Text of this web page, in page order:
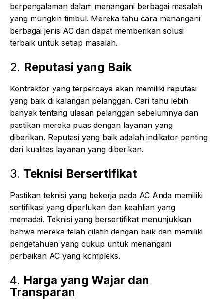
berpengalaman dalam menangani berbagai masalah
yang mungkin timbul. Mereka tahu cara menangani
berbagai jenis AC dan dapat memberikan solusi
terbaik untuk setiap masalah.
2. Reputasi yang Baik
Kontraktor yang terpercaya akan memiliki reputasi
yang baik di kalangan pelanggan. Cari tahu lebih
banyak tentang ulasan pelanggan sebelumnya dan
pastikan mereka puas dengan layanan yang
diberikan. Reputasi yang baik adalah indikator penting
dari kualitas layanan yang diberikan.
3. Teknisi Bersertifikat
Pastikan teknisi yang bekerja pada AC Anda memiliki
sertifikasi yang diperlukan dan keahlian yang
memadai. Teknisi yang bersertifikat menunjukkan
bahwa mereka telah dilatih dengan baik dan memiliki
pengetahuan yang cukup untuk menangani
perbaikan AC yang kompleks.
4. Harga yang Wajar dan
Transparan